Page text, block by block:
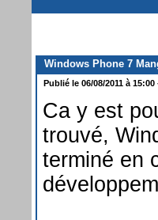
Windows Phone 7
Publié le 06/08/2011 à
Ca y est
trouvé,
terminé en